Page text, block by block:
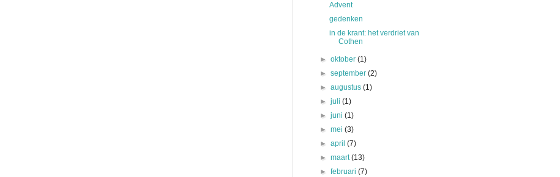
Advent
gedenken
in de krant: het verdriet van
Cothen
►oktober(1)
►september(2)
►augustus(1)
►juli(1)
►juni(1)
►mei(3)
►april(7)
►maart(13)
►februari(7)